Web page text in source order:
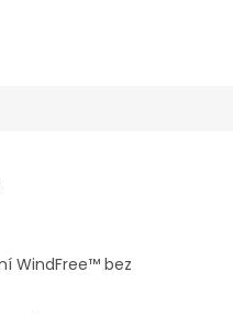
WindFree™ bez